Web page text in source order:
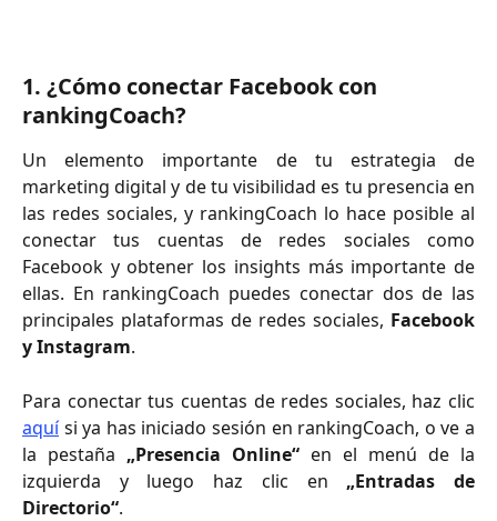
1. ¿Cómo conectar Facebook con
rankingCoach?
Un elemento importante de tu estrategia de
marketing digital y de tu visibilidad es tu presencia en
las redes sociales, y rankingCoach lo hace posible al
conectar tus cuentas de redes sociales como
Facebook y obtener los insights más importante de
ellas. En rankingCoach puedes conectar dos de las
principales plataformas de redes sociales, Facebook
y Instagram.
Para conectar tus cuentas de redes sociales, haz clic
aquísi ya has iniciado sesión en rankingCoach, o ve a
la pestaña „Presencia Online“ en el menú de la
izquierda y luego haz clic en „Entradas de
Directorio“.